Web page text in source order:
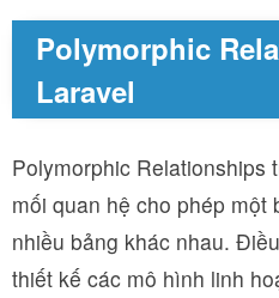
Polymorphic
Laravel
Polymorphic Relationships
mối quan hệ cho phép một
nhiều bảng khác nhau.
thiết kế các mô hình linh